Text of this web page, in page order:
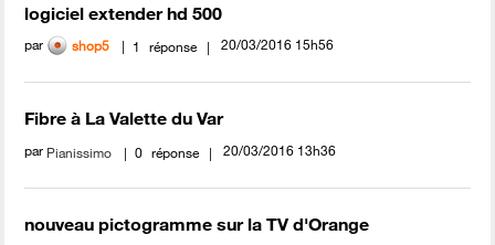
logiciel extender hd 500
par shop5 1 réponse ‎20/03/2016 15h56
Fibre à La Valette du Var
par Pianissimo 0 réponse ‎20/03/2016 13h36
nouveau pictogramme sur la TV d'Orange